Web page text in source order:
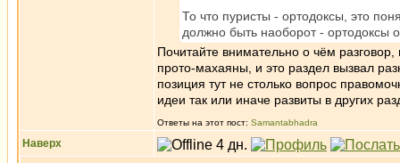
То что пуристы - ортодоксы, это
должно быть наоборот - ортодоксы
Почитайте внимательно о чём
прото-махаяны, и это раздел вызвал
позиция тут не столько вопрос
идеи так или иначе развиты в других
Ответы на этот пост: Samantabhadra
Наверх